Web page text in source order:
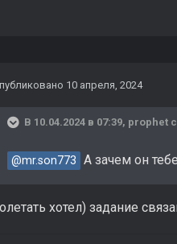
10 апреля, 2024
В 10.04.2024 в 07:39, prophet
@mr.son773 А зачем он
хотел) задание